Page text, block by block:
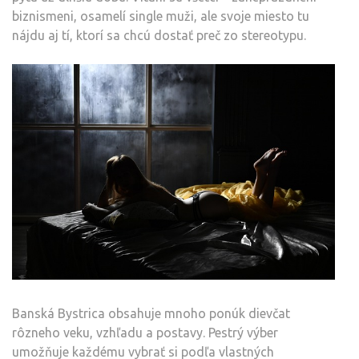
biznismeni, osamelí single muži, ale svoje miesto tu
nájdu aj tí, ktorí sa chcú dostať preč zo stereotypu.
Banská Bystrica obsahuje mnoho ponúk dievčat
rôzneho veku, vzhľadu a postavy. Pestrý výber
umožňuje každému vybrať si podľa vlastných